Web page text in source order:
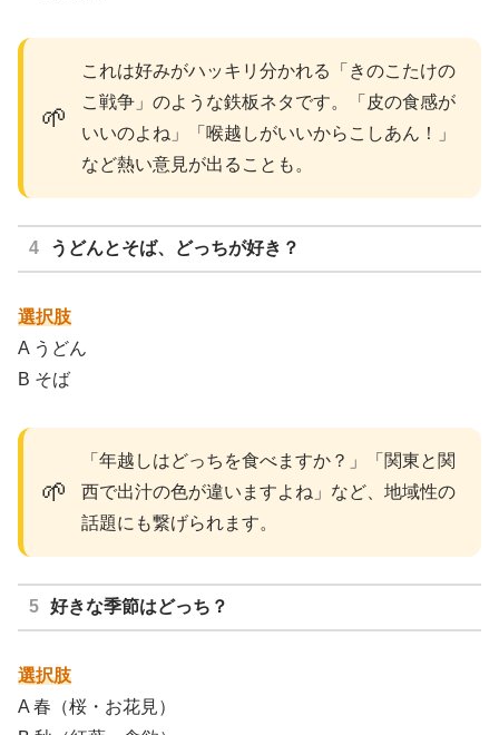
🌱
これは好みがハッキリ分かれる「きのこたけの
こ戦争」のような鉄板ネタです。「皮の食感が
いいのよね」「喉越しがいいからこしあん！」
など熱い意見が出ることも。
うどんとそば、どっちが好き？
選択肢
A うどん
B そば
🌱
「年越しはどっちを食べますか？」「関東と関
西で出汁の色が違いますよね」など、地域性の
話題にも繋げられます。
好きな季節はどっち？
選択肢
A 春（桜・お花見）